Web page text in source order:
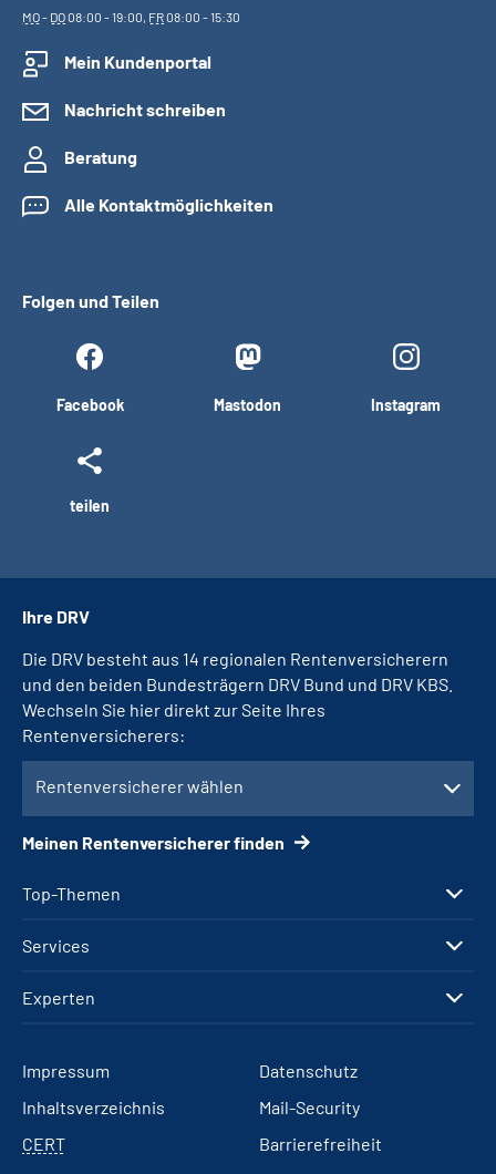
Mein Kundenportal
MO- DO08:00 - 19:00, FR08:00 - 15:30
Mein Kundenportal
Nachricht schreiben
Beratung
Alle Kontaktmöglichkeiten
Folgen und Teilen
Facebook Mastodon Instagram
teilen
Top-Themen
Services
Experten
Ihre DRV
Die DRV besteht aus 14 regionalen Rentenversicherern
und den beiden Bundesträgern DRV Bund und DRV KBS.
Wechseln Sie hier direkt zur Seite Ihres
Rentenversicherers:
Rentenversicherer wählen
Meinen Rentenversicherer finden
Impressum
Datenschutz
Inhaltsverzeichnis
Mail-Security
CERT
Barrierefreiheit